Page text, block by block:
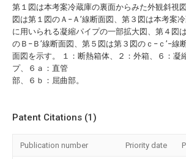
第１図は本考案冷蔵庫の裏面からみた外観斜視
図は第１図のＡ−Ａ’線断面図、第３図は本考案
に用いられる凝縮パイプの一部拡大図、第４図
のＢ−Ｂ’線断面図、第５図は第３図のｃ−ｃ’−線
面図を示す。 １：断熱箱体、２：外箱、６：凝
プ、６ａ：直管
部、６ｂ：屈曲部。
Patent Citations (1)
Publication number Priority date